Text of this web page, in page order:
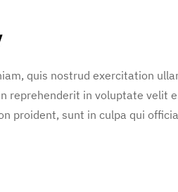
quis nostrud exercitation
reprehenderit in voluptate velit
proident, sunt in culpa qui